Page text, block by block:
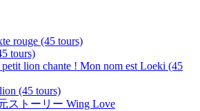
rouge (45 tours)
tours)
lion chante ! Mon nom est Loeki (45
(45 tours)
ストーリー Wing Love